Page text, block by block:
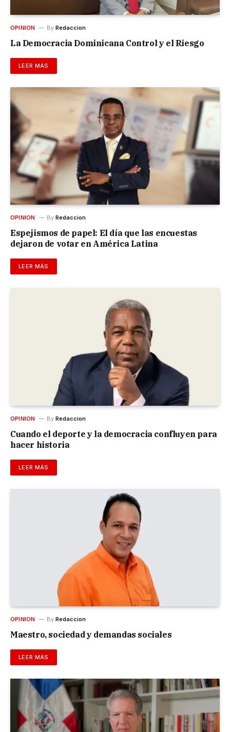
OPINION By Redaccion
La Democracia Dominicana Control y el Riesgo
LEER MÁS
OPINION By Redaccion
Espejismos de papel: El día que las encuestas
dejaron de votar en América Latina
LEER MÁS
OPINION By Redaccion
Cuando el deporte y la democracia confluyen para
hacer historia
LEER MÁS
OPINION By Redaccion
Maestro, sociedad y demandas sociales
LEER MÁS